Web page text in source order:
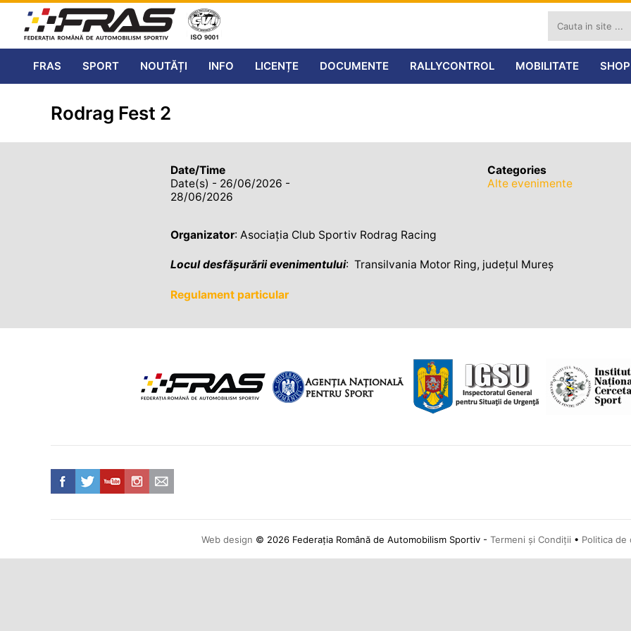
FRAS SPORT NOUTĂȚI INFO LICENȚE DOCUMENTE RALLYCONTROL MOBILITATE SHOP
Rodrag Fest 2
Date/Time
Date(s) - 26/06/2026 -
28/06/2026
Categories
Alte evenimente
Organizator: Asociația Club Sportiv Rodrag Racing
Locul desfășurării evenimentului: Transilvania Motor Ring, județul Mureș
Regulament particular
Web design © 2026 Federația Română de Automobilism Sportiv - Termeni și Condiții • Politica de